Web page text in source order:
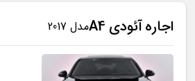
اجارهآئودی A4مدل 2017